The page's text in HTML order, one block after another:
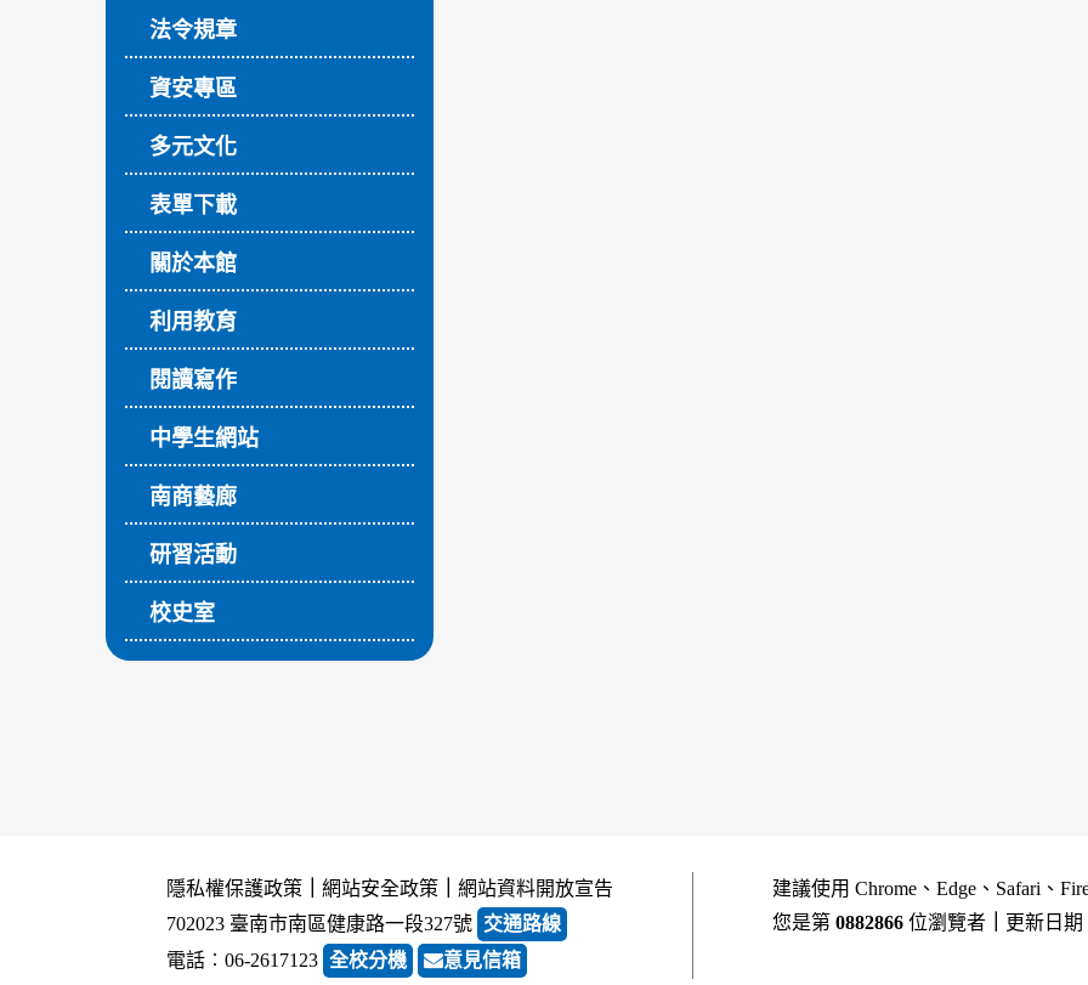
法令規章
資安專區
多元文化
表單下載
關於本館
利用教育
閱讀寫作
中學生網站
南商藝廊
研習活動
校史室
隱私權保護政策 網站安全政策
網站資料開放宣告
702023 臺南市南區健康路一段327號 交通路線
電話︰06-2617123 全校分機 意見信箱
建議使用 Chrome、Edge、Safari、
您是第 0882866 位瀏覽者 更新日期